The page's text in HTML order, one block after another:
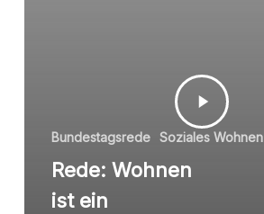
Bundestagsrede Soziales Wohnen
Rede: Wohnen
ist ein